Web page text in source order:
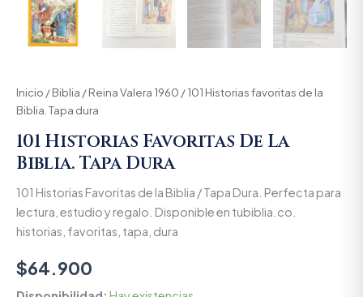
Inicio /Biblia /Reina Valera 1960 / 101 Historias favoritas de la
Biblia. Tapa dura
101 Historias Favoritas De La
Biblia. Tapa Dura
101 Historias Favoritas de la Biblia / Tapa Dura. Perfecta para
lectura, estudio y regalo. Disponible en tubiblia.co.
historias, favoritas, tapa, dura
$64.900